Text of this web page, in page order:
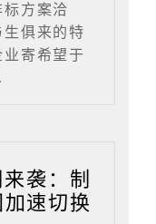
方案洽
俱来的特
寄希望于
袭：制
速切换